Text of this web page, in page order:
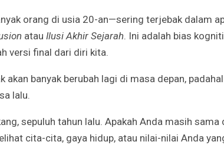
orang di usia 20-an—sering terjebak dalam
atau Ilusi Akhir Sejarah. Ini adalah bias
versi final dari diri kita.
akan banyak berubah lagi di masa depan,
lalu.
sepuluh tahun lalu. Apakah Anda masih
cita-cita, gaya hidup, atau nilai-nilai Anda